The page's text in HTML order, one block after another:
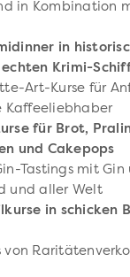
in Kombination
in
Krimi-
Art-Kurse für
Kaffeeliebhaber
für Brot,
und Cakepops
Tastings mit Gin
und aller Welt
in schicken
von